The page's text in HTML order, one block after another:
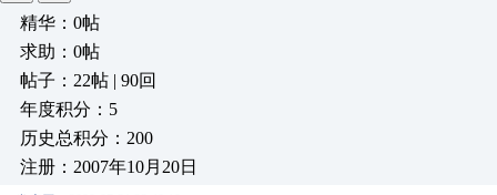
精华：0帖
求助：0帖
帖子：22帖 | 90回
年度积分：5
历史总积分：200
注册：2007年10月20日